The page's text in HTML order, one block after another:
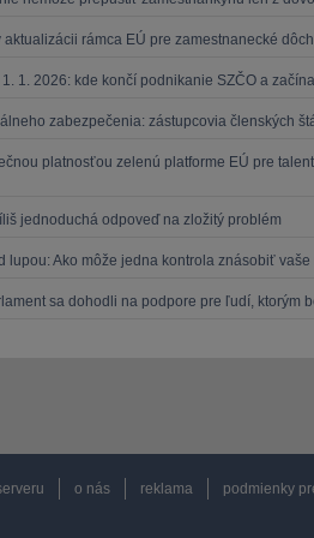
aktualizácii rámca EÚ pre zamestnanecké
1. 2026: kde končí podnikanie SZČO a
zabezpečenia: zástupcovia členských
platnosťou zelenú platforme EÚ pre
jednoduchá odpoveď na zložitý problém
lupou: Ako môže jedna kontrola znásobiť vaše
sa dohodli na podpore pre ľudí, ktorým
o nás reklama podmienky